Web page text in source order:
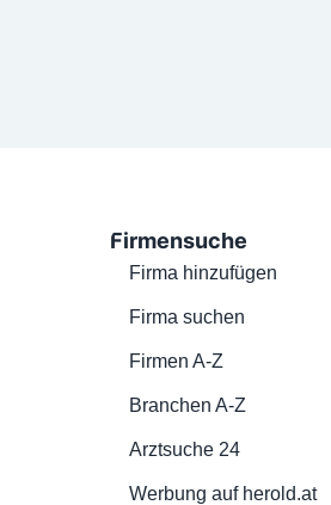
Firmensuche
Firma hinzufügen
Firma suchen
Firmen A-Z
Branchen A-Z
Arztsuche 24
Werbung auf herold.at